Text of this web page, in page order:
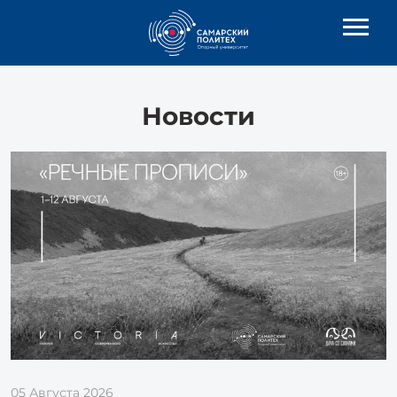
Новости
05 Августа 2026